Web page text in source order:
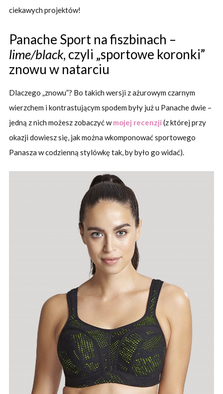
ciekawych projektów!
Panache Sport na fiszbinach –
lime/black, czyli „sportowe koronki”
znowu w natarciu
Dlaczego „znowu”? Bo takich wersji z ażurowym czarnym
wierzchem i kontrastującym spodem były już u Panache dwie –
jedną z nich możesz zobaczyć wmojej recenzji (z której przy
okazji dowiesz się, jak można wkomponować sportowego
Panasza w codzienną stylówkę tak, by było go widać).